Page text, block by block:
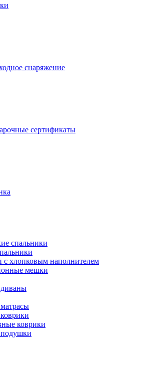
снаряжение
сертификаты
спальники
с хлопковым наполнителем
мешки
коврики